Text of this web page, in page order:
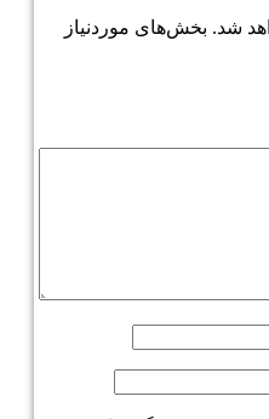
شد. بخش‌های موردنیاز